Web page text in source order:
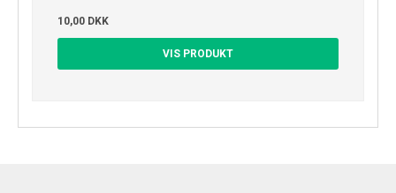
10,00 DKK
VIS PRODUKT